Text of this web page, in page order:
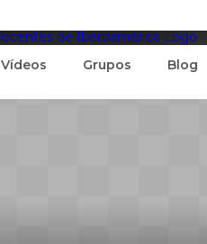
Vídeos Grupos Blog